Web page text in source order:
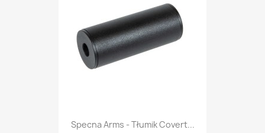
Specna Arms - Tłumik Covert...